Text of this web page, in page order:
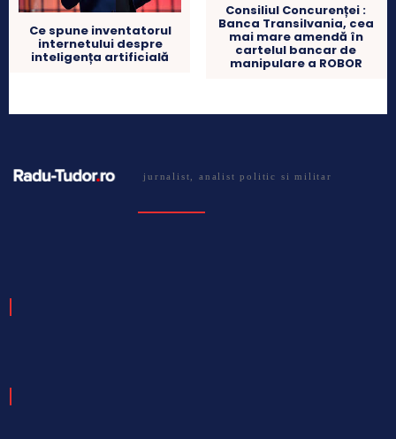
Ce spune inventatorul
internetului despre
inteligența artificială
Consiliul Concurenței :
Banca Transilvania, cea
mai mare amendă în
cartelul bancar de
manipulare a ROBOR
jurnalist, analist politic si militar